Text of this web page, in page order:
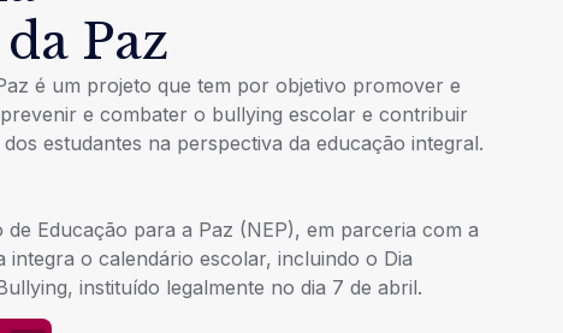
Paz
é um projeto que tem por objetivo promover e
e combater o bullying escolar e contribuir
estudantes na perspectiva da educação integral.
Educação para a Paz (NEP), em parceria com a
integra o calendário escolar, incluindo o Dia
instituído legalmente no dia 7 de abril.